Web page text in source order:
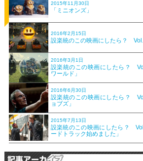
2015年11月30日
「ミニオンズ」
2016年2月15日
設楽統のこの映画にしたら？
2016年3月1日
設楽統のこの映画にしたら？
ワールド」
2016年6月30日
設楽統のこの映画にしたら？
ョブズ」
2015年7月13日
設楽統のこの映画にしたら？
ードトラック始めました」